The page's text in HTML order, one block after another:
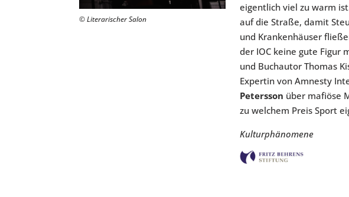
© Literarischer Salon
eigentlich viel zu warm
auf die Straße, damit
und Krankenhäuser
der IOC keine gute Figur
und Buchautor Thomas
Expertin von Amnesty
Petersson über mafiöse
zu welchem Preis Sport
Kulturphänomene